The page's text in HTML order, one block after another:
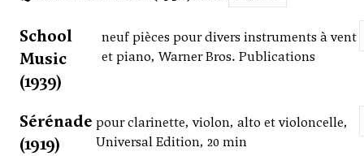
School
Music
(1939)
neuf pièces pour divers instruments à vent
et piano, Warner Bros. Publications
Sérénade
(1919)
pour clarinette, violon, alto et violoncelle,
Universal Edition, 20 min